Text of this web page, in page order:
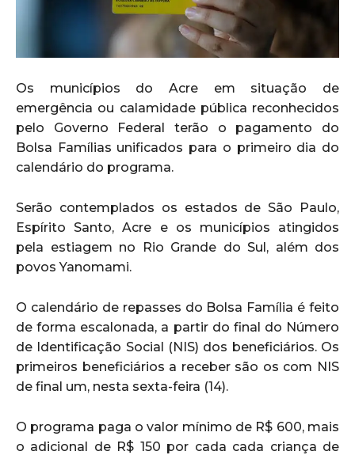
Os municípios do Acre em situação de
emergência ou calamidade pública reconhecidos
pelo Governo Federal terão o pagamento do
Bolsa Famílias unificados para o primeiro dia do
calendário do programa.
Serão contemplados os estados de São Paulo,
Espírito Santo, Acre e os municípios atingidos
pela estiagem no Rio Grande do Sul, além dos
povos Yanomami.
O calendário de repasses do Bolsa Família é feito
de forma escalonada, a partir do final do Número
de Identificação Social (NIS) dos beneficiários. Os
primeiros beneficiários a receber são os com NIS
de final um, nesta sexta-feira (14).
O programa paga o valor mínimo de R$ 600, mais
o adicional de R$ 150 por cada cada criança de